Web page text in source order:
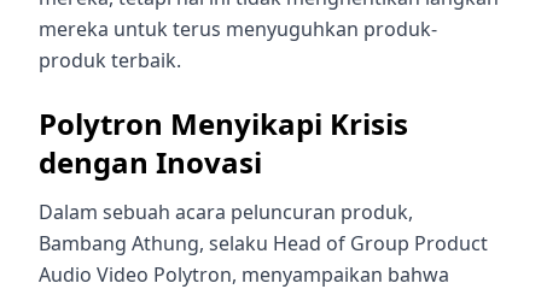
mereka untuk terus menyuguhkan produk-
produk terbaik.
Polytron Menyikapi Krisis
dengan Inovasi
Dalam sebuah acara peluncuran produk,
Bambang Athung, selaku Head of Group Product
Audio Video Polytron, menyampaikan bahwa